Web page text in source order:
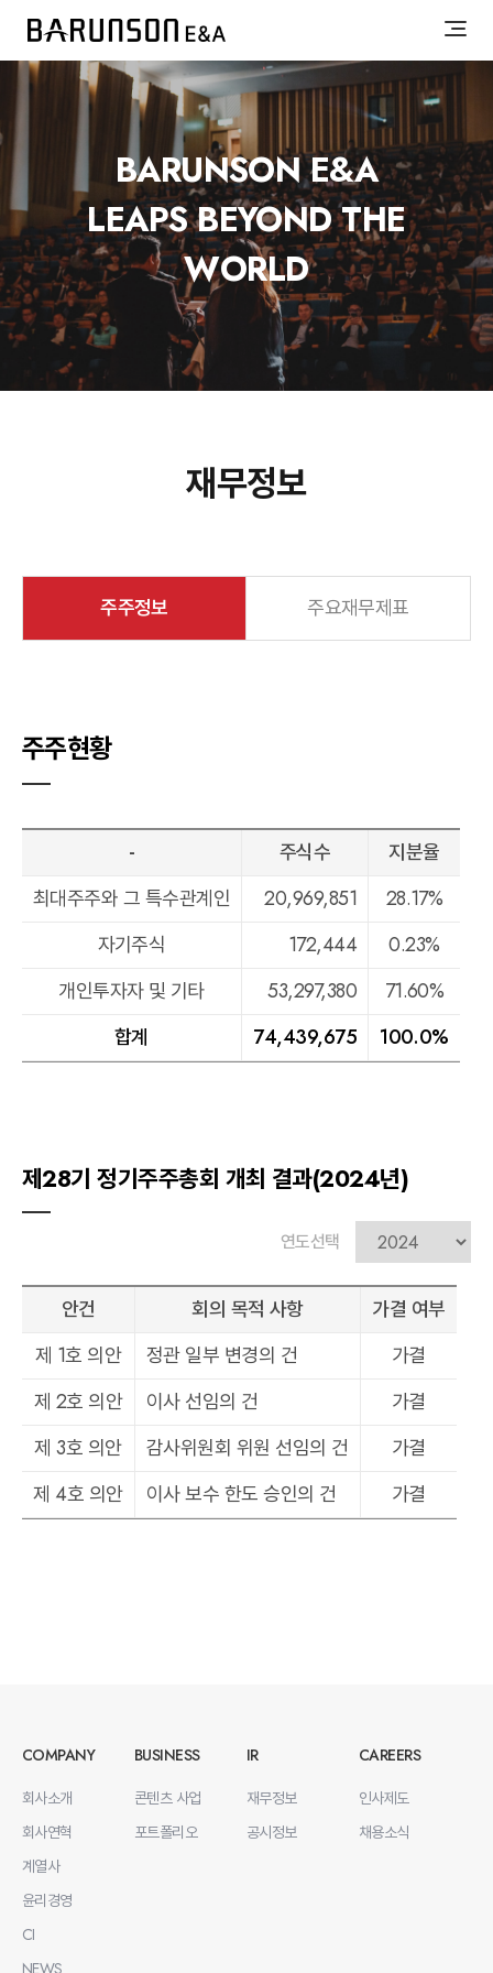
BARUNSON E&A
LEAPS BEYOND THE
WORLD
재무정보
주주정보 주요재무제표
주주현황
- 주식수
지분율
최대주주와 그 특수관계인
20,969,851
28.17%
자기주식
172,444
0.23%
개인투자자 및 기타
53,297,380
71.60%
합계
74,439,675 100.0%
제28기 정기주주총회 개최 결과(2024년)
연도선택
안건 회의 목적 사항
가결 여부
제 1호 의안
정관 일부 변경의 건
가결
제 2호 의안
이사 선임의 건
가결
제 3호 의안
감사위원회 위원 선임의 건
가결
제 4호 의안
이사 보수 한도 승인의 건 가결
COMPANY BUSINESS IR
CAREERS
회사소개
회사연혁
계열사
윤리경영
CI
NEWS
콘텐츠 사업
포트폴리오
재무정보
공시정보
인사제도
채용소식